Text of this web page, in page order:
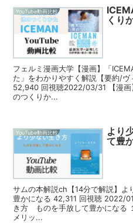
YouTube動画比較
くり
フェルミ漫画大学【漫画】「
た」をわかりやすく解説【要約/ヴ
52,940 回視聴2022/03/31 【漫
のつくりか...
YouTube動画比較
より
て豊
サムの本解説ch【14分で解説】
豊かになる 42,311 回視聴 2022/
き方 ものを手放して豊かになる
メリッ...